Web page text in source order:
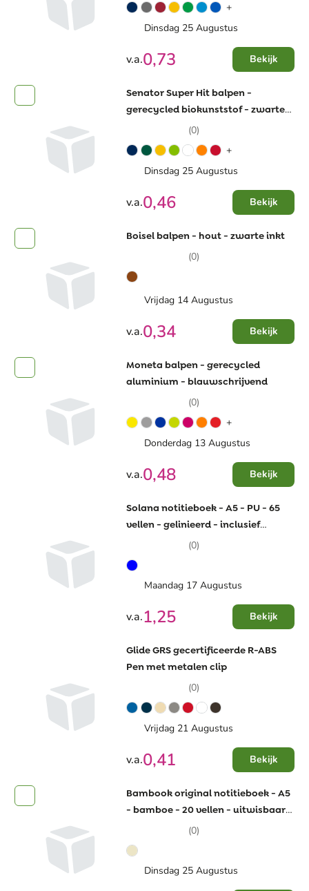
+
Dinsdag 25 Augustus
v.a.0,73 Bekijk
Senator Super Hit balpen -
gerecycled biokunststof - zwarte,
(0)
+
Dinsdag 25 Augustus
v.a.0,46 Bekijk
Boisel balpen - hout - zwarte inkt
(0)
Vrijdag 14 Augustus
v.a.0,34 Bekijk
Moneta balpen - gerecycled
aluminium - blauwschrijvend
(0)
+
Donderdag 13 Augustus
v.a.0,48 Bekijk
Solana notitieboek - A5 - PU - 65
vellen - gelinieerd - inclusief
(0)
Maandag 17 Augustus
v.a.1,25 Bekijk
Glide GRS gecertificeerde R-ABS
Pen met metalen clip
(0)
Vrijdag 21 Augustus
v.a.0,41 Bekijk
Bambook original notitieboek - A5
- bamboe - 20 vellen - uitwisbaar -
inclusief stift en penloop
(0)
Dinsdag 25 Augustus